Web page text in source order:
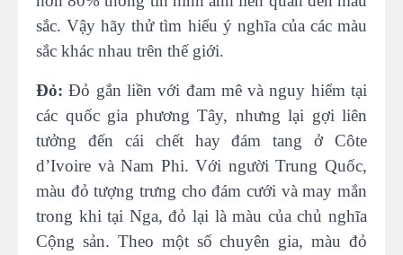
sắc. Vậy hãy thử tìm hiểu ý nghĩa của các màu
sắc khác nhau trên thế giới.
Đỏ:Đỏ gắn liền với đam mê và nguy hiểm tại
các quốc gia phương Tây, nhưng lại gợi liên
tưởng đến cái chết hay đám tang ở Côte
d’Ivoire và Nam Phi. Với người Trung Quốc,
màu đỏ tượng trưng cho đám cưới và may mắn
trong khi tại Nga, đỏ lại là màu của chủ nghĩa
Cộng sản. Theo một số chuyên gia, màu đỏ